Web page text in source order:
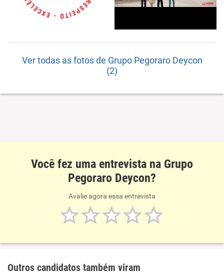
Ver todas as fotos de Grupo Pegoraro Deycon
(2)
Você fez uma entrevista na Grupo
Pegoraro Deycon?
Avalie agora essa entrevista
Outros candidatos também viram